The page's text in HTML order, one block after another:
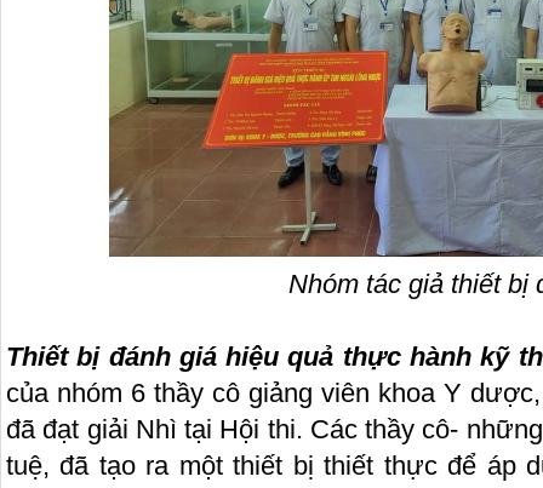
Nhóm tác giả thiết bị
Thiết bị đánh giá hiệu quả thực hành kỹ
của nhóm 6 thầy cô giảng viên khoa Y
đã đạt giải Nhì tại Hội thi. Các thầy cô-
tuệ, đã tạo ra một thiết bị thiết thực để áp